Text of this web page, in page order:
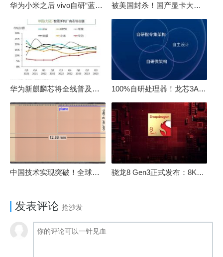
华为小米之后 vivo自研“蓝河”操作系统重磅发布 被美国封杀！国产显卡大厂：中国GPU不存在至暗时刻
华为新麒麟芯将全线普及！高中低端全面采用 改写竞争格局 100%自研处理器！龙芯3A6000评测：与10代酷睿互有胜负
中国技术实现突破！全球最先进的3D NAND存储芯片被发现 骁龙8 Gen3正式发布：8K240手游成真！AI性能飙升98％
发表评论 抢沙发